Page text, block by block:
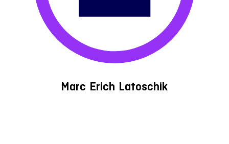
Marc Erich Latoschik